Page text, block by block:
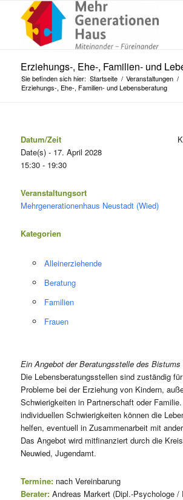
Erziehungs-, Ehe-, Familien- und
Sie befinden sich hier: Startseite / Veranstaltungen /
Erziehungs-, Ehe-, Familien- und Lebensberatung
Datum/Zeit
Date(s) - 17. April 2028
15:30 - 19:30
Veranstaltungsort
Mehrgenerationenhaus Neustadt (Wied)
Kategorien
Alleinerziehende
Beratung
Familien
Frauen
Ein Angebot der Beratungsstelle des Bistums
Die Lebensberatungsstellen sind zuständig
Probleme bei der Erziehung von Kindern,
Schwierigkeiten in Partnerschaft oder
individuellen Schwierigkeiten können die
helfen, eventuell in Zusammenarbeit mit
Das Angebot wird mitfinanziert durch die
Neuwied, Jugendamt.
Termine:nach Vereinbarung
Berater:Andreas Markert (Dipl.-Psychologe /